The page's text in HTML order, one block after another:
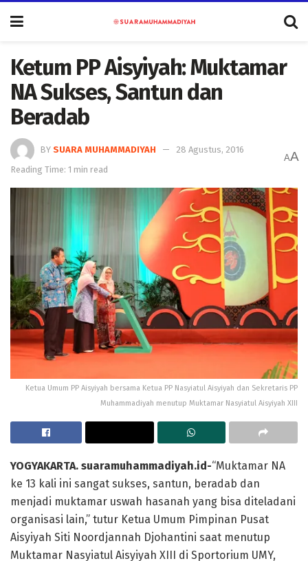
Ketum PP Aisyiyah: Muktamar
NA Sukses, Santun dan
Beradab
BY SUARA MUHAMMADIYAH
28 Agustus, 2016
Reading Time: 1 min read
AA
Ketua Umum PP Aisyiyah bersama Ketua PP Nasyiatul Aisyiyah dan Sekretaris PP
Muhammadiyah menutup Muktamar Nasyiatul Aisyiyah XIII
YOGYAKARTA. suaramuhammadiyah.id-“Muktamar NA
ke 13 kali ini sangat sukses, santun, beradab dan
menjadi muktamar uswah hasanah yang bisa diteladani
organisasi lain,” tutur Ketua Umum Pimpinan Pusat
Aisyiyah Siti Noordjannah Djohantini saat menutup
Muktamar Nasyiatul Aisyiyah XIII di Sportorium UMY,